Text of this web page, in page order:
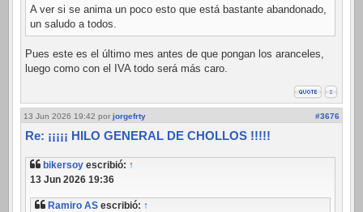
A ver si se anima un poco esto que está bastante abandonado,
un saludo a todos.
Pues este es el último mes antes de que pongan los aranceles,
luego como con el IVA todo será más caro.
13 Jun 2026 19:42 por jorgefrty #3676
Re: ¡¡¡¡¡ HILO GENERAL DE CHOLLOS !!!!!
bikersoy escribió: ↑
13 Jun 2026 19:36
Ramiro AS escribió: ↑